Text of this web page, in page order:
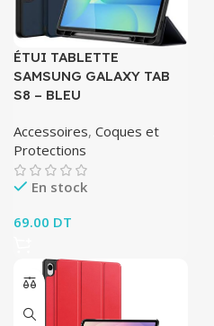
ÉTUI TABLETTE
SAMSUNG GALAXY TAB
S8 – BLEU
Accessoires, Coques et
Protections
En stock
69.00 DT